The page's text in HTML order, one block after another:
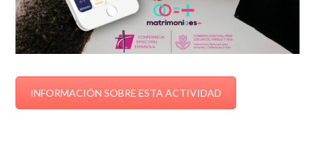
INFORMACIÓN SOBRE ESTA ACTIVIDAD